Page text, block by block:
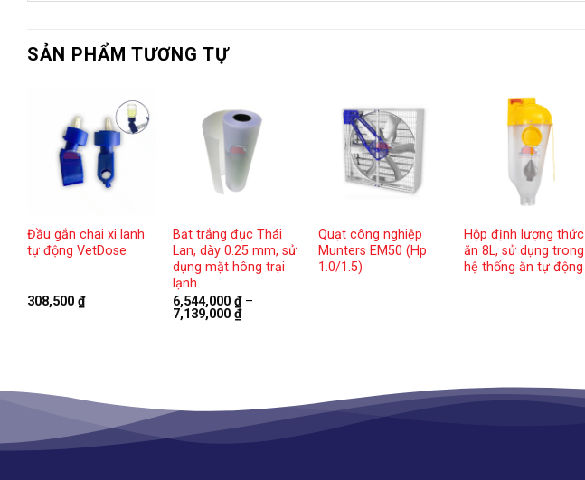
SẢN PHẨM TƯƠNG TỰ
Đầu gắn chai xi lanh
tự động VetDose
308,500 ₫
Bạt trắng đục Thái
Lan, dày 0.25 mm, sử
dụng mặt hông trại
lạnh
6,544,000 ₫ –
7,139,000 ₫Khoảng
giá:
Quạt công nghiệp
Munters EM50 (Hp
1.0/1.5)
Hộp định lượng thức
ăn 8L, sử dụng trong
hệ thống ăn tự động